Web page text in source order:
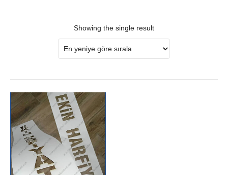
Showing the single result